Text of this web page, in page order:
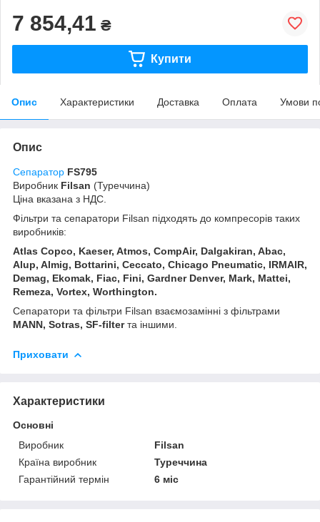
7 854,41 ₴
Купити
Опис Характеристики Доставка Оплата Умови
Опис
Сепаратор FS795
Виробник Filsan (Туреччина)
Ціна вказана з НДС.
Фільтри та сепаратори Filsan підходять до компресорів таких
виробників:
Atlas Copco, Kaeser, Atmos, CompAir, Dalgakiran, Abac,
Alup, Almig, Bottarini, Ceccato, Chicago Pneumatic, IRMAIR,
Demag, Ekomak, Fiac, Fini, Gardner Denver, Mark, Mattei,
Remeza, Vortex, Worthington.
Сепаратори та фільтри Filsan взаємозамінні з фільтрами
MANN, Sotras, SF-filterта іншими.
Приховати
Характеристики
Основні
Виробник
Filsan
Країна виробник
Туреччина
Гарантійний термін
6 міс